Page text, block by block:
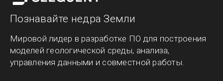
Познавайте недра Земли
Мировой лидер в разработке ПО для построения
моделей геологической среды, анализа,
управления данными и совместной работы.